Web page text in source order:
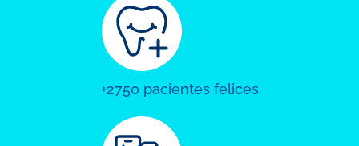
+2750 pacientes felices